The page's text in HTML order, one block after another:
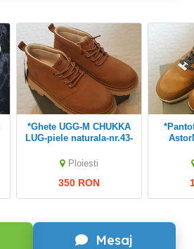
Mesaj
*Ghete UGG-M CHUKKA
LUG-piele naturala-nr.43-
Ploiesti
350 RON
*Pantofi sport Bugatti